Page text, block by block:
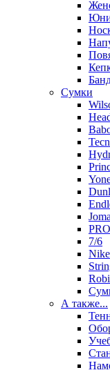
Сумки
Joma
7/6
Nike
А также...